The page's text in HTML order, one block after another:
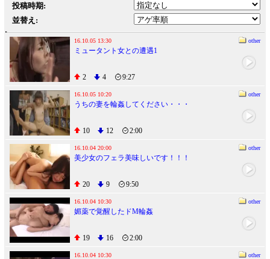
投稿時期:
並替え:
16.10.05 13:30 other
ミュータント女との遭遇1
2 4 9:27
16.10.05 10:20 other
うちの妻を輪姦してください・・・
10 12 2:00
16.10.04 20:00 other
美少女のフェラ美味しいです！！！
20 9 9:50
16.10.04 10:30 other
媚薬で覚醒したドM輪姦
19 16 2:00
16.10.04 10:30 other